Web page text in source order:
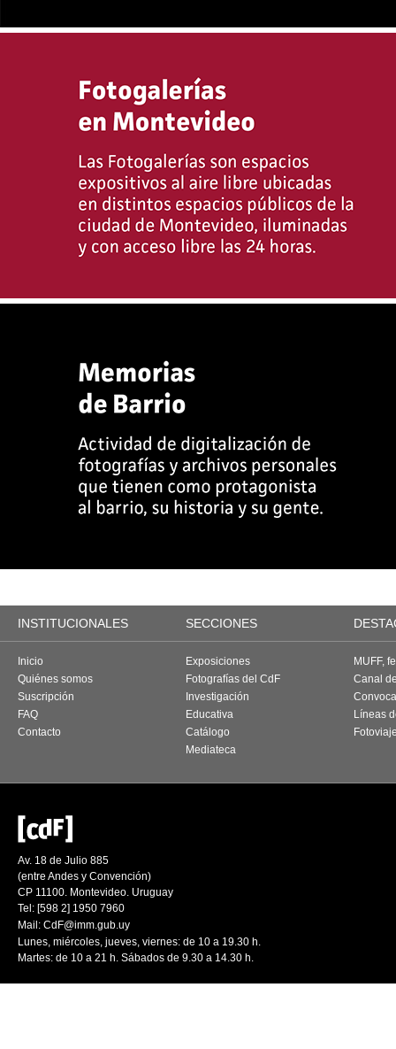
INSTITUCIONALES SECCIONES
Inicio
Quiénes somos
Suscripción
FAQ
Contacto
Exposiciones
Fotografías del CdF
Investigación
Educativa
Catálogo
Mediateca
MUFF,
Canal
Líneas
Av. 18 de Julio 885
(entre Andes y Convención)
CP 11100. Montevideo. Uruguay
Tel: [598 2] 1950 7960
Mail: CdF@imm.gub.uy
Lunes, miércoles, jueves, viernes: de 10 a 19.30 h.
Martes: de 10 a 21 h. Sábados de 9.30 a 14.30 h.